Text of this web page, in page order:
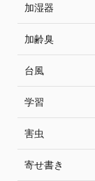
加湿器
加齢臭
台風
学習
害虫
寄せ書き